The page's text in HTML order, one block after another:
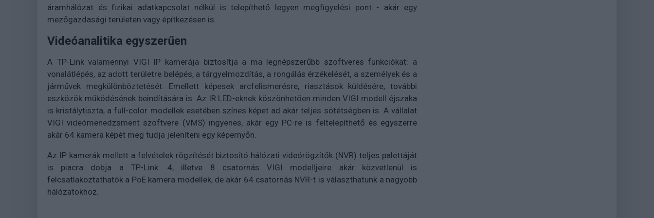
áramhálózat és fizikai adatkapcsolat nélkül is telepíthető legyen megfigyelési pont - akár egy
mezőgazdasági területen vagy építkezésen is.
Videóanalitika egyszerűen
A TP-Link valamennyi VIGI IP kamerája biztosítja a ma legnépszerűbb szoftveres funkciókat: a
vonalátlépés, az adott területre belépés, a tárgyelmozdítás, a rongálás érzékelését, a személyek és a
járművek megkülönböztetését. Emellett képesek arcfelismerésre, riasztások küldésére, további
eszközök működésének beindítására is. Az IR LED-eknek köszönhetően minden VIGI modell éjszaka
is kristálytiszta, a full-color modellek esetében színes képet ad akár teljes sötétségben is. A vállalat
VIGI videómenedzsment szoftvere (VMS) ingyenes, akár egy PC-re is feltelepíthető és egyszerre
akár 64 kamera képét meg tudja jeleníteni egy képernyőn.
Az IP kamerák mellett a felvételek rögzítését biztosító hálózati videórögzítők (NVR) teljes palettáját
is piacra dobja a TP-Link: 4, illetve 8 csatornás VIGI modelljeire akár közvetlenül is
felcsatlakoztathatók a PoE kamera modellek, de akár 64 csatornás NVR-t is választhatunk a nagyobb
hálózatokhoz.